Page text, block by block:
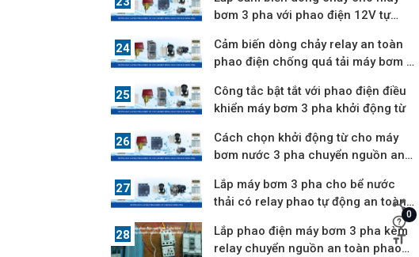
0
bơm 3 pha với phao điện 12V tự
Cảm biến dòng chảy relay an toàn
phao điện chống quá tải máy bơm 3
Công tắc bật tắt với phao điện điều
khiển máy bơm 3 pha khởi động từ
Cách chọn khởi động từ cho máy
bơm nước 3 pha chuyển nguồn an
Lắp máy bơm 3 pha cho bể nước
thải có relay phao tự động an toàn
Lắp phao điện máy bơm 3 pha kèm
relay chuyển nguồn an toàn phao